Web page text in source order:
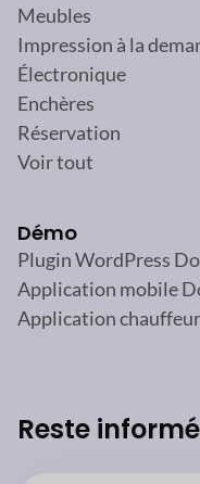
Meubles
Impression à la
Électronique
Enchères
Réservation
Voir tout
Démo
Plugin WordPress
Application mobile
Application
Reste informé